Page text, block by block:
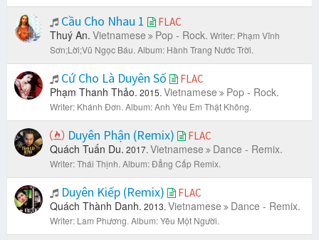
Cầu Cho Nhau 1 FLAC
Thuý An. Vietnamese Pop - Rock. Writer: Phạm Vĩnh
Sơn;Lời;Vũ Ngọc Báu. Album: Hành Trang Nước Trời.
Cứ Cho Là Duyên Số FLAC
Phạm Thanh Thảo. 2015. Vietnamese Pop - Rock.
Writer: Khánh Đơn. Album: Anh Yêu Em Thật Không.
Duyên Phận (Remix) FLAC
Quách Tuấn Du. 2017. Vietnamese Dance - Remix.
Writer: Thái Thịnh. Album: Đẳng Cấp Remix.
Duyên Kiếp (Remix) FLAC
Quách Thành Danh. 2013. Vietnamese Dance - Remix.
Writer: Lam Phương. Album: Yêu Một Người.